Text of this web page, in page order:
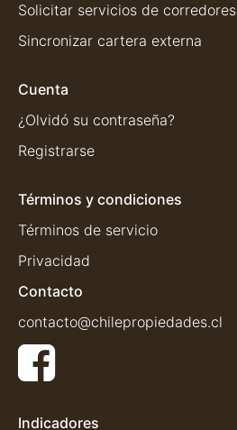
Solicitar servicios de corredores
Sincronizar cartera externa
Cuenta
¿Olvidó su contraseña?
Registrarse
Términos y condiciones
Términos de servicio
Privacidad
Contacto
contacto@chilepropiedades.cl
Indicadores